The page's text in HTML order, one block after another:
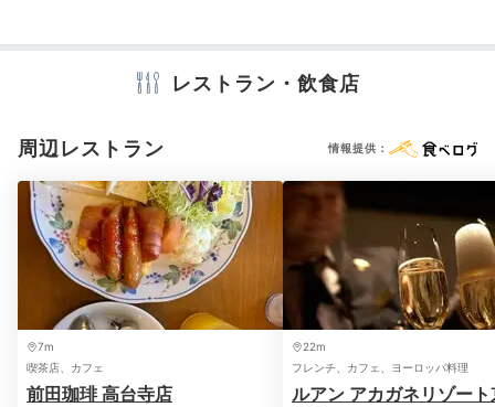
お食事処「馳走 木草弥」での夕食は、月替わりの京会
ンスが絶妙で、宿泊者からの満足度評価も高いそう。豆
ririripk
火の通りや味付けは素材の味が活きる丁度良い加減で、
どれも感動する程美味しかったです。料理長にも気さく
に話していただきとても楽しい時間でした。
レストラン・飲食店
周辺レストラン 情報提供：
7m
喫茶店、カフェ
前田珈琲 高台寺店
22m
フレンチ、カフェ、ヨーロッパ料理
ルアン アカガネリゾート